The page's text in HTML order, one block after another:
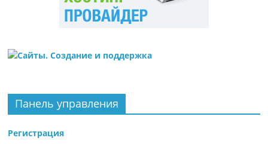
Панель управления
Регистрация